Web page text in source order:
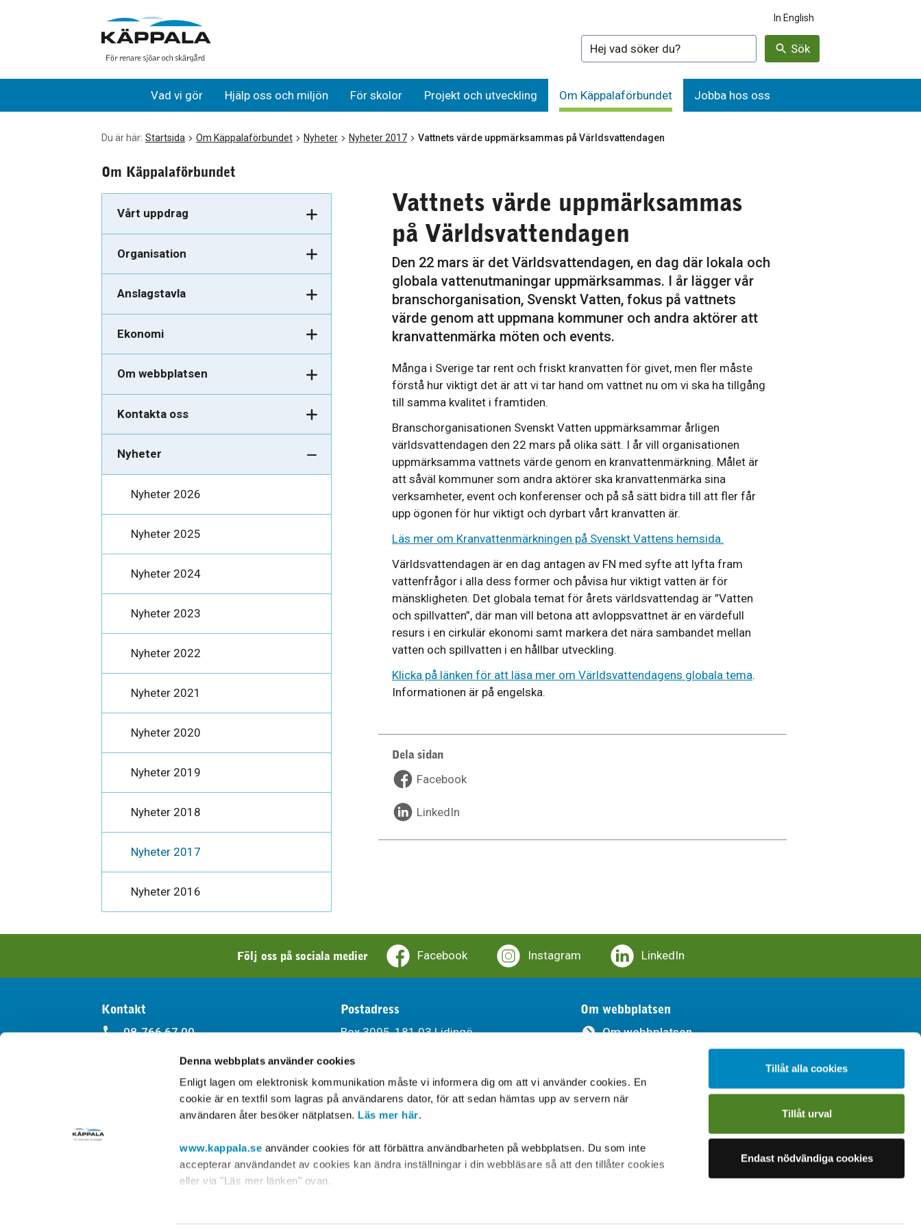
Denna webbplats använder cookies
Enligt lagen om elektronisk kommunikation måste vi informera dig om att vi använder cookies. En
cookie är en textfil som lagras på användarens dator, för att sedan hämtas upp av servern när
användaren åter besöker nätplatsen. Läs mer här.
www.kappala.se använder cookies för att förbättra användbarheten på webbplatsen. Du som inte
accepterar användandet av cookies kan ändra inställningar i din webbläsare så att den tillåter cookies
eller via "Läs mer länken" ovan.
Tillåt alla cookies
Tillåt urval
Endast nödvändiga cookies
In English
Sök på denna webbplatsen Sök
Vad vi gör Hjälp oss och miljön För skolor Projekt och utveckling Om Käppalaförbundet Jobba hos oss
Du är här: Startsida Om Käppalaförbundet Nyheter Nyheter 2017 Vattnets värde uppmärksammas på Världsvattendagen
Om Käppalaförbundet
Vårt uppdrag
Organisation
Anslagstavla
Ekonomi
Om webbplatsen
Kontakta oss
Nyheter
Nyheter 2026
Nyheter 2025
Nyheter 2024
Nyheter 2023
Nyheter 2022
Nyheter 2021
Nyheter 2020
Nyheter 2019
Nyheter 2018
Nyheter 2017
Nyheter 2016
Vattnets värde uppmärksammas
på Världsvattendagen
Den 22 mars är det Världsvattendagen, en dag där lokala och
globala vattenutmaningar uppmärksammas. I år lägger vår
branschorganisation, Svenskt Vatten, fokus på vattnets
värde genom att uppmana kommuner och andra aktörer att
kranvattenmärka möten och events.
Många i Sverige tar rent och friskt kranvatten för givet, men fler måste
förstå hur viktigt det är att vi tar hand om vattnet nu om vi ska ha tillgång
till samma kvalitet i framtiden.
Branschorganisationen Svenskt Vatten uppmärksammar årligen
världsvattendagen den 22 mars på olika sätt. I år vill organisationen
uppmärksamma vattnets värde genom en kranvattenmärkning. Målet är
att såväl kommuner som andra aktörer ska kranvattenmärka sina
verksamheter, event och konferenser och på så sätt bidra till att fler får
upp ögonen för hur viktigt och dyrbart vårt kranvatten är.
Läs mer om Kranvattenmärkningen på Svenskt Vattens hemsida.
Världsvattendagen är en dag antagen av FN med syfte att lyfta fram
vattenfrågor i alla dess former och påvisa hur viktigt vatten är för
mänskligheten. Det globala temat för årets världsvattendag är ”Vatten
och spillvatten”, där man vill betona att avloppsvattnet är en värdefull
resurs i en cirkulär ekonomi samt markera det nära sambandet mellan
vatten och spillvatten i en hållbar utveckling.
Klicka på länken för att läsa mer om Världsvattendagens globala tema.
Informationen är på engelska.
Dela sidan
Facebook
LinkedIn
Följ oss på sociala medier Facebook Instagram LinkedIn
Kontakt
08-766 67 00
kappala@kappala.se
Postadress
Box 3095, 181 03 Lidingö
Besöksadress
Södra Kungsvägen 315, Lidingö
Leveransadress
Gåshagaleden 6, 181 66 Lidingö
Om webbplatsen
Om webbplatsen
Behandling av personuppgifter